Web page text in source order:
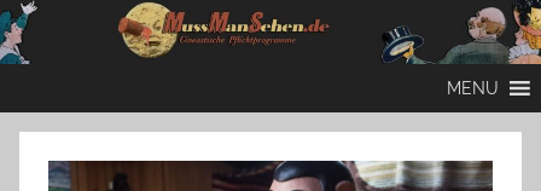
Zum
Inhalt
MENU